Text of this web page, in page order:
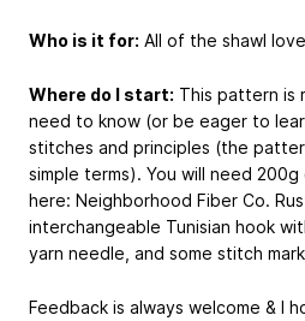
Who is it for: All of the shawl
Where do I start: This pattern is
need to know (or be eager to
stitches and principles (the
simple terms). You will need
here: Neighborhood Fiber Co.
interchangeable Tunisian hook
yarn needle, and some stitch
Feedback is always welcome & I